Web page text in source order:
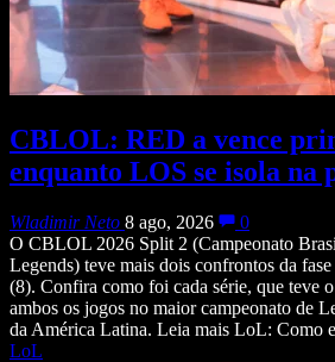
CBLOL: RED a vence
enquanto LOS se isola na
Wladimir Neto 8 ago, 2026
0
O CBLOL 2026 Split 2 (Campeonato
Legends) teve mais dois confrontos da
(8). Confira como foi cada série, que teve
ambos os jogos no maior campeonato de
da América Latina. Leia mais LoL: Como
LoL